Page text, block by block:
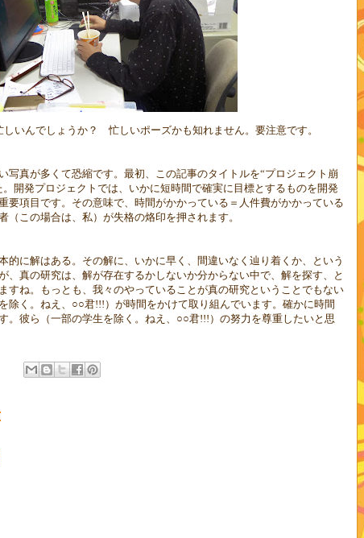
しいんでしょうか？ 忙しいポーズかも知れません。要注意です。
写真が多くて恐縮です。最初、この記事のタイトルを“プロジェクト崩
開発プロジェクトでは、いかに短時間で確実に目標とするものを開発
要項目です。その意味で、時間がかかっている＝人件費がかかっている
（この場合は、私）が失格の烙印を押されます。
的に解はある。その解に、いかに早く、間違いなく辿り着くか、という
、真の研究は、解が存在するかしないか分からない中で、解を探す、と
すね。もっとも、我々のやっていることが真の研究ということでもない
除く。ねえ、○○君!!! ）が時間をかけて取り組んでいます。確かに時間
。彼ら（一部の学生を除く。ねえ、○○君!!! ）の努力を尊重したいと思